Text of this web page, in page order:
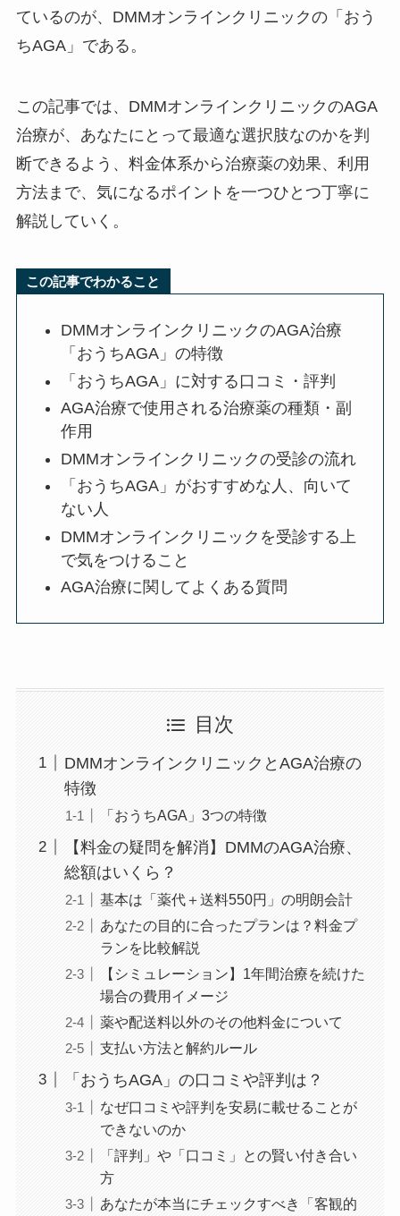
ているのが、DMMオンラインクリニックの「おう
ちAGA」である。
この記事では、DMMオンラインクリニックのAGA
治療が、あなたにとって最適な選択肢なのかを判
断できるよう、料金体系から治療薬の効果、利用
方法まで、気になるポイントを一つひとつ丁寧に
解説していく。
この記事でわかること
DMMオンラインクリニックのAGA治療
「おうちAGA」の特徴
「おうちAGA」に対する口コミ・評判
AGA治療で使用される治療薬の種類・副
作用
DMMオンラインクリニックの受診の流れ
「おうちAGA」がおすすめな人、向いて
ない人
DMMオンラインクリニックを受診する上
で気をつけること
AGA治療に関してよくある質問
目次
DMMオンラインクリニックとAGA治療の
特徴
「おうちAGA」3つの特徴
【料金の疑問を解消】DMMのAGA治療、
総額はいくら？
基本は「薬代＋送料550円」の明朗会計
あなたの目的に合ったプランは？料金プ
ランを比較解説
【シミュレーション】1年間治療を続けた
場合の費用イメージ
薬や配送料以外のその他料金について
支払い方法と解約ルール
「おうちAGA」の口コミや評判は？
なぜ口コミや評判を安易に載せることが
できないのか
「評判」や「口コミ」との賢い付き合い
方
あなたが本当にチェックすべき「客観的